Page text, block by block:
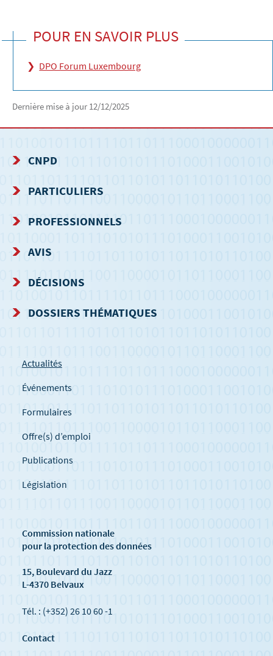
POUR EN SAVOIR PLUS
DPO Forum Luxembourg
Dernière mise à jour 12/12/2025
MENU
DE
NAVIGATION
CNPD
PARTICULIERS
PROFESSIONNELS
AVIS
DÉCISIONS
DOSSIERS THÉMATIQUES
Actualités
Événements
Formulaires
Offre(s) d’emploi
Publications
Législation
Commission nationale
pour la protection des données
15, Boulevard du Jazz
L-4370 Belvaux
Tél. : (+352) 26 10 60 -1
Contact